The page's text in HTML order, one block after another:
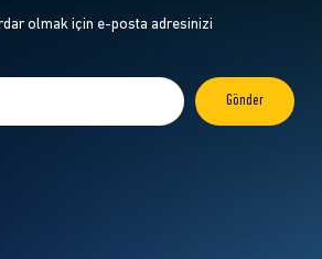
olmak için e-posta adresinizi